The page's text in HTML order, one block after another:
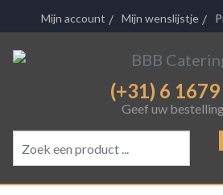
Mijn account Mijn wenslijstje
(+31) 6
Geef uw